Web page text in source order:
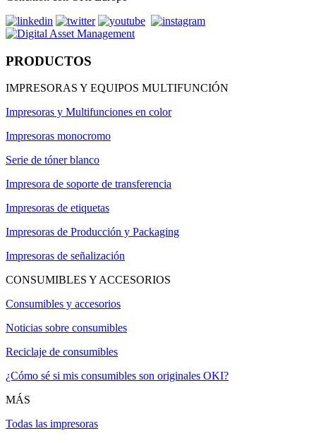
PRODUCTOS
IMPRESORAS Y EQUIPOS MULTIFUNCIÓN
Impresoras y Multifunciones en color
Impresoras monocromo
Serie de tóner blanco
Impresora de soporte de transferencia
Impresoras de etiquetas
Impresoras de Producción y Packaging
Impresoras de señalización
CONSUMIBLES Y ACCESORIOS
Consumibles y accesorios
Noticias sobre consumibles
Reciclaje de consumibles
¿Cómo sé si mis consumibles son originales OKI?
MÁS
Todas las impresoras